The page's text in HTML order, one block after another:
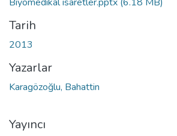
Tarih
2013
Yazarlar
Karagözoğlu, Bahattin
Yayıncı